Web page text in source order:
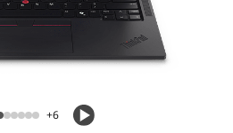
+6